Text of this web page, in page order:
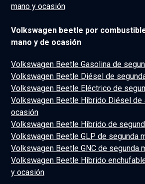
mano y ocasión
Volkswagen beetle por
mano y de ocasión
Volkswagen Beetle Gasolina de
Volkswagen Beetle Diésel de
Volkswagen Beetle Eléctrico de
Volkswagen Beetle Híbrido Diésel de
ocasión
Volkswagen Beetle Híbrido de
Volkswagen Beetle GLP de segunda
Volkswagen Beetle GNC de segunda
Volkswagen Beetle Híbrido
y ocasión